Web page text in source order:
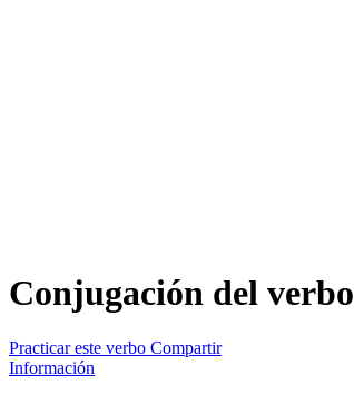
Conjugación del verbo
Practicar este verbo Compartir
Información